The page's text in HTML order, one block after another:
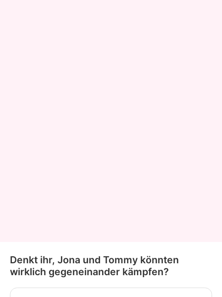
Denkt ihr, Jona und Tommy könnten
wirklich gegeneinander kämpfen?